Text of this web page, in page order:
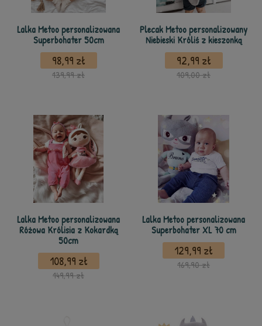
Lalka Metoo personalizowana
Superbohater 50cm
98,99 zł
139,99 zł
Plecak Metoo personalizowany
Niebieski Króliś z kieszonką
92,99 zł
109,00 zł
Lalka Metoo personalizowana
Różowa Królisia z Kokardką
50cm
108,99 zł
149,99 zł
Lalka Metoo personalizowana
Superbohater XL 70 cm
129,99 zł
169,90 zł